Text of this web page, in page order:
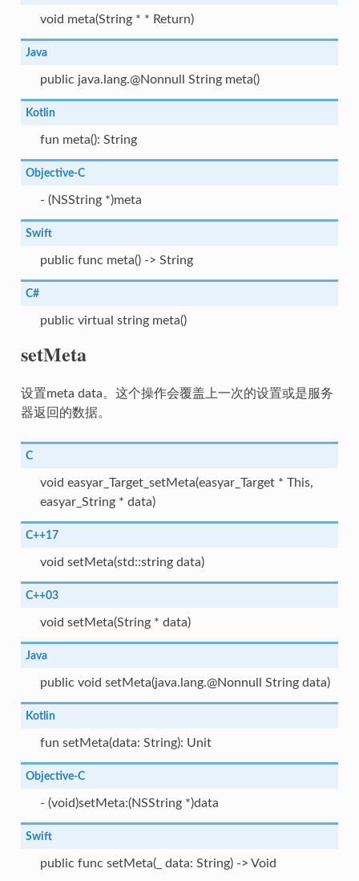
void meta(String * * Return)
Java
public java.lang.@Nonnull String meta()
Kotlin
fun meta(): String
Objective-C
- (NSString *)meta
Swift
public func meta() -> String
C#
public virtual string meta()
setMeta
设置meta data。这个操作会覆盖上一次的设置或是服务
器返回的数据。
C
void easyar_Target_setMeta(easyar_Target * This,
easyar_String * data)
C++17
void setMeta(std::string data)
C++03
void setMeta(String * data)
Java
public void setMeta(java.lang.@Nonnull String data)
Kotlin
fun setMeta(data: String): Unit
Objective-C
- (void)setMeta:(NSString *)data
Swift
public func setMeta(_ data: String) -> Void